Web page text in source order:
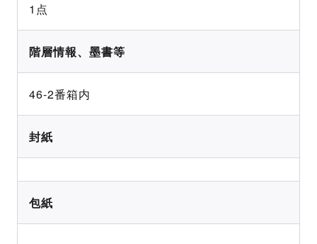
1点
階層情報、墨書等
46-2番箱内
封紙
包紙